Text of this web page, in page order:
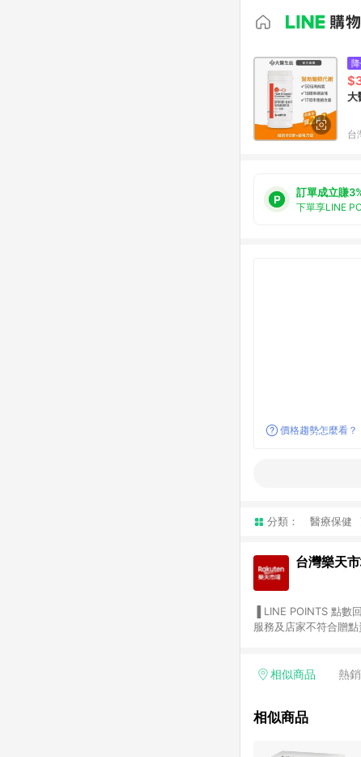
大
台
訂單成立賺
下單享LINE
價格趨勢怎麼看？
分類： 醫療保健
台灣樂天
服務及店家不符合贈
享有 LINE POINTS 回饋。 (3) 若購買之訂單（包含預購商品）未符合樂天市場 45 天內完成訂單
會有時間差，如顯示之
點數回饋或點數回饋
相似商品 熱
相似商品